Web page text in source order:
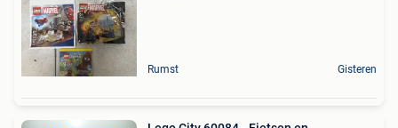
Rumst Gisteren